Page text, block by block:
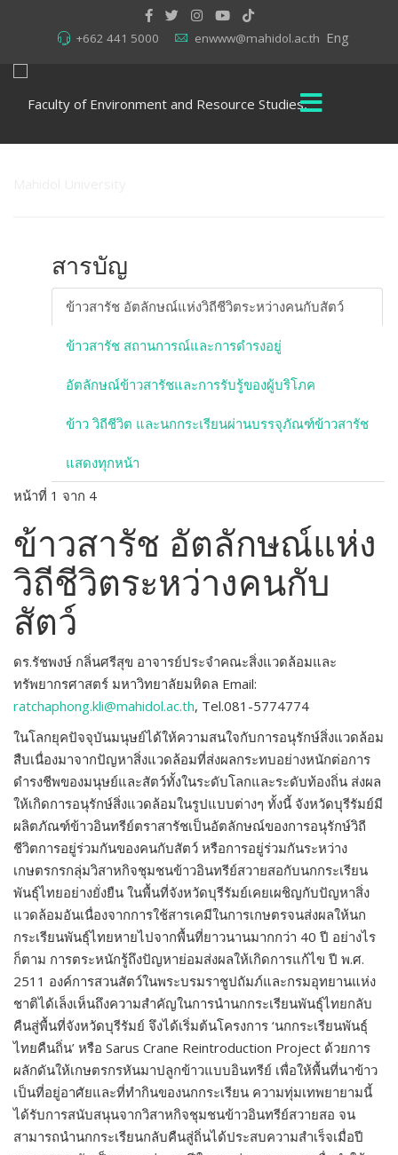
Eng
+662 441 5000 enwww@mahidol.ac.th
สารบัญ
ข้าวสารัช อัตลักษณ์แห่งวิถีชีวิตระหว่างคนกับสัตว์
ข้าวสารัช สถานการณ์และการดำรงอยู่
อัตลักษณ์ข้าวสารัชและการรับรู้ของผู้บริโภค
ข้าว วิถีชีวิต และนกกระเรียนผ่านบรรจุภัณฑ์ข้าวสารัช
แสดงทุกหน้า
หน้าที่ 1 จาก 4
ข้าวสารัช อัตลักษณ์แห่ง
วิถีชีวิตระหว่างคนกับ
สัตว์
ดร.รัชพงษ์ กลิ่นศรีสุข อาจารย์ประจำคณะสิ่งแวดล้อมและ
ทรัพยากรศาสตร์ มหาวิทยาลัยมหิดล Email:
ratchaphong.kli@mahidol.ac.th, Tel.081-5774774
ในโลกยุคปัจจุบันมนุษย์ได้ให้ความสนใจกับการอนุรักษ์สิ่งแวดล้อม
สืบเนื่องมาจากปัญหาสิ่งแวดล้อมที่ส่งผลกระทบอย่างหนักต่อการ
ดำรงชีพของมนุษย์และสัตว์ทั้งในระดับโลกและระดับท้องถิ่น ส่งผล
ให้เกิดการอนุรักษ์สิ่งแวดล้อมในรูปแบบต่างๆ ทั้งนี้ จังหวัดบุรีรัมย์มี
ผลิตภัณฑ์ข้าวอินทรีย์ตราสารัชเป็นอัตลักษณ์ของการอนุรักษ์วิถี
ชีวิตการอยู่ร่วมกันของคนกับสัตว์ หรือการอยู่ร่วมกันระหว่าง
เกษตรกรกลุ่มวิสาหกิจชุมชนข้าวอินทรีย์สวายสอกับนกกระเรียน
พันธุ์ไทยอย่างยั่งยืน ในพื้นที่จังหวัดบุรีรัมย์เคยเผชิญกับปัญหาสิ่ง
แวดล้อมอันเนื่องจากการใช้สารเคมีในการเกษตรจนส่งผลให้นก
กระเรียนพันธุ์ไทยหายไปจากพื้นที่ยาวนานมากกว่า 40 ปี อย่างไร
ก็ตาม การตระหนักรู้ถึงปัญหาย่อมส่งผลให้เกิดการแก้ไข ปี พ.ศ.
2511 องค์การสวนสัตว์ในพระบรมราชูปถัมภ์และกรมอุทยานแห่ง
ชาติได้เล็งเห็นถึงความสำคัญในการนำนกกระเรียนพันธุ์ไทยกลับ
คืนสู่พื้นที่จังหวัดบุรีรัมย์ จึงได้เริ่มต้นโครงการ ‘นกกระเรียนพันธุ์
ไทยคืนถิ่น’ หรือ Sarus Crane Reintroduction Project ด้วยการ
ผลักดันให้เกษตรกรหันมาปลูกข้าวแบบอินทรีย์ เพื่อให้พื้นที่นาข้าว
เป็นที่อยู่อาศัยและที่ทำกินของนกกระเรียน ความทุ่มเทพยายามนี้
ได้รับการสนับสนุนจากวิสาหกิจชุมชนข้าวอินทรีย์สวายสอ จน
สามารถนำนกกระเรียนกลับคืนสู่ถิ่นได้ประสบความสำเร็จเมื่อปี